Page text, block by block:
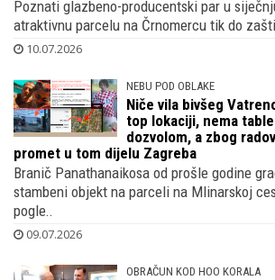
Poznati glazbeno-producentski par u
atraktivnu parcelu na Črnomercu tik do
10.07.2026
NEBU POD OBLAKE
Niče vila bivšeg
top lokaciji, nema
dozvolom, a zbog
promet u tom dijelu Zagreba
Branič Panathanaikosa od prošle godine
stambeni objekt na parceli na Mlinarskoj
pogle..
09.07.2026
OBRAČUN KOD HOO KORALA